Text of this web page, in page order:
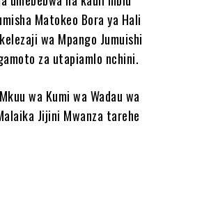
Matokeo Bora ya Hali
wa Mpango Jumuishi
za utapiamlo nchini.
wa Kumi wa Wadau wa
Jijini Mwanza tarehe